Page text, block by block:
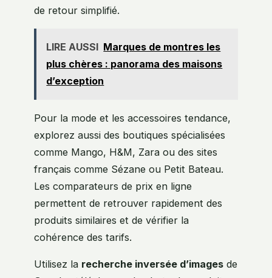
de retour simplifié.
LIRE AUSSI Marques de montres les
plus chères : panorama des maisons
d’exception
Pour la mode et les accessoires tendance,
explorez aussi des boutiques spécialisées
comme Mango, H&M, Zara ou des sites
français comme Sézane ou Petit Bateau.
Les comparateurs de prix en ligne
permettent de retrouver rapidement des
produits similaires et de vérifier la
cohérence des tarifs.
Utilisez la recherche inversée d’images de